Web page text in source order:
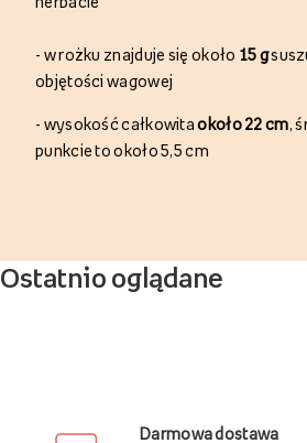
- w rożku znajduje się około 15 g
objętości wagowej
- wysokość całkowitaokoło 22 cm,
punkcie to około 5,5 cm
Ostatnio oglądane
Darmowa dostawa